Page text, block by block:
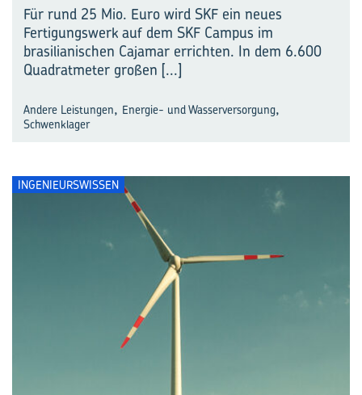
Für rund 25 Mio. Euro wird SKF ein neues
Fertigungswerk auf dem SKF Campus im
brasilianischen Cajamar errichten. In dem 6.600
Quadratmeter großen [...]
Andere Leistungen, Energie- und Wasserversorgung,
Schwenklager
INGENIEURSWISSEN